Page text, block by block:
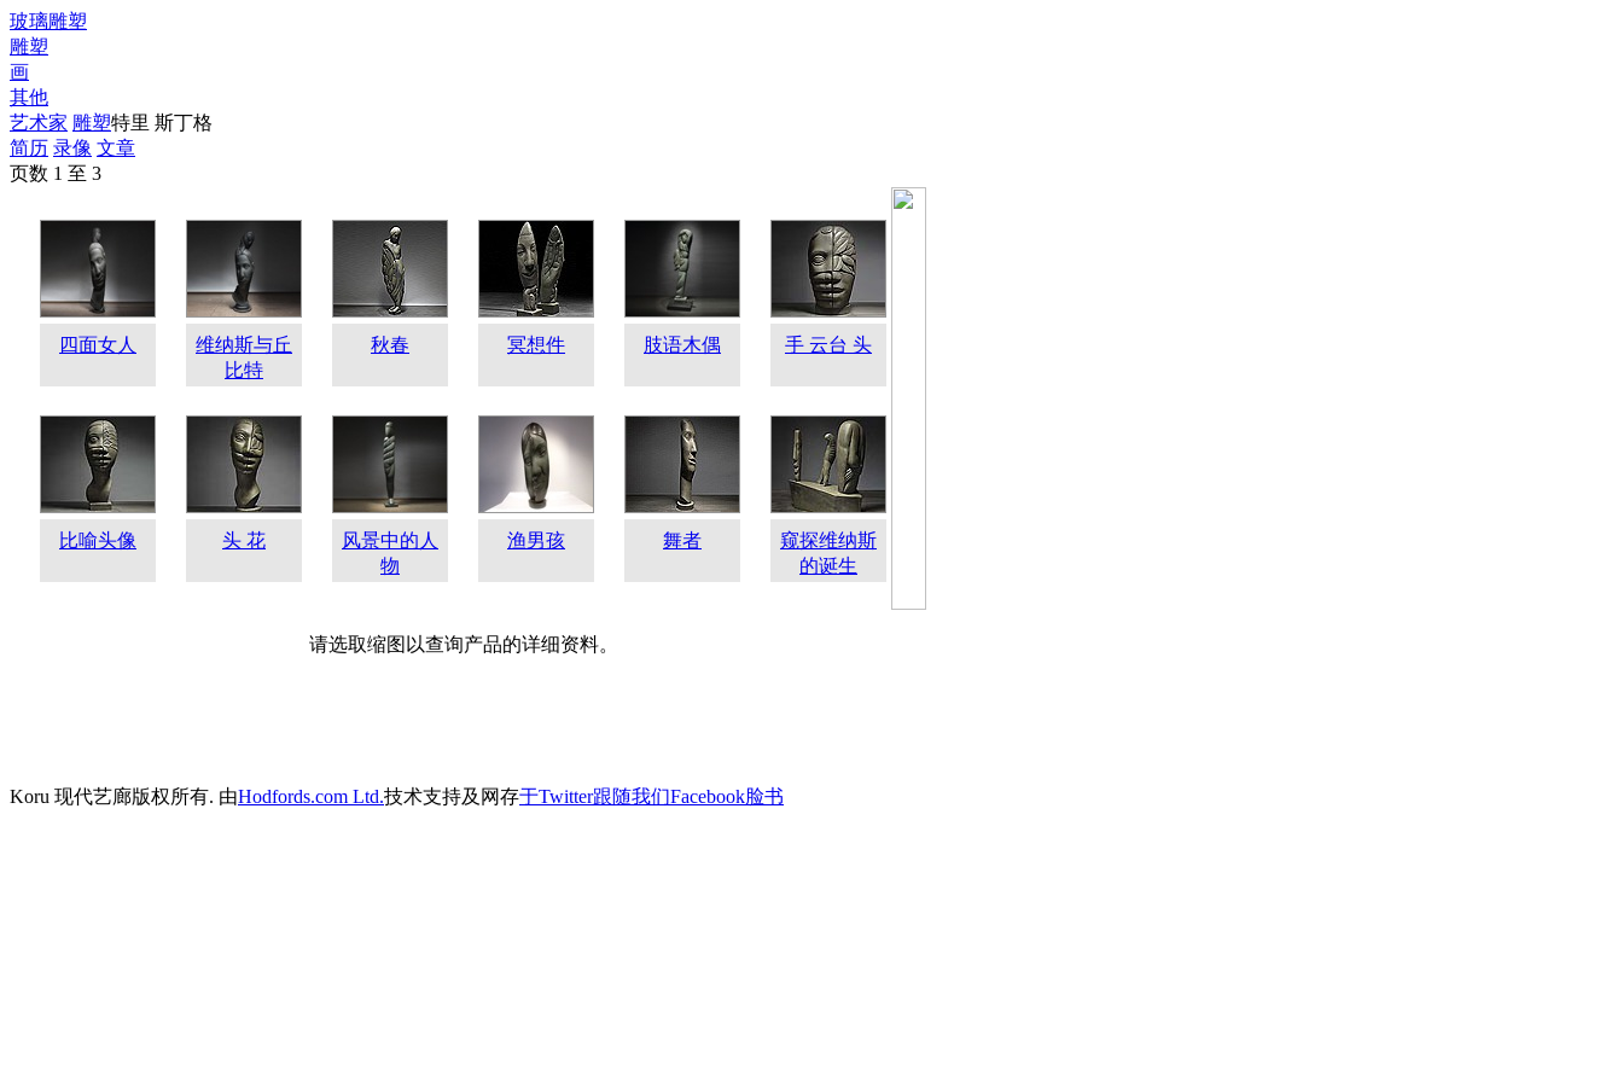
玻璃雕塑
雕塑
画
其他
艺术家 雕塑特里 斯丁格
简历 录像 文章
页数 1 至 3
四面女人
维纳斯与丘
比特
秋春 冥想件 肢语木偶 手 云台 头
比喻头像 头 花
风景中的人
物
渔男孩 舞者
窥探维纳斯
的诞生
请选取缩图以查询产品的详细资料。
Koru 现代艺廊版权所有. 由Hodfords.com Ltd.技术支持及网存于Twitter跟随我们Facebook脸书